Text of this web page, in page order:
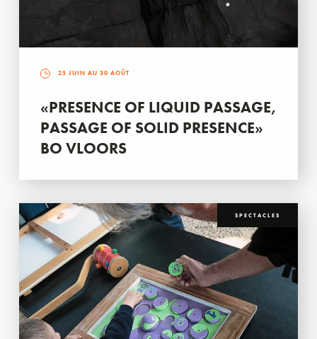
25 JUIN AU 30 AOÛT
«PRESENCE OF LIQUID PASSAGE,
PASSAGE OF SOLID PRESENCE»
BO VLOORS
SPECTACLES